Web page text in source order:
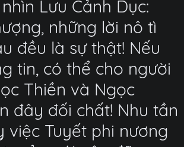
Lưu Cảnh Dục:
những lời nô tì
đều là sự thật! Nếu
tin, có thể cho người
Thiền và Ngọc
đây đối chất! Nhu tần
việc Tuyết phi nương